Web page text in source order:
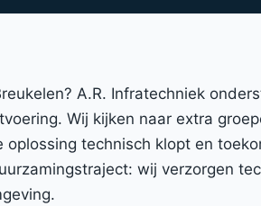
A.R. Infratechniek
Wij kijken naar extra
technisch klopt en
wij verzorgen